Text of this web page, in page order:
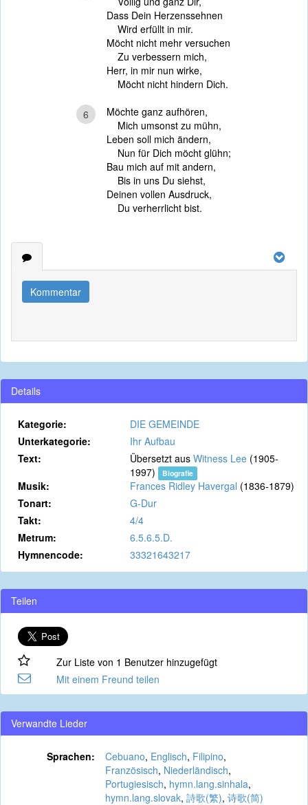
Dass Dein Herzenssehnen
Wird erfüllt in mir.
Möcht nicht mehr versuchen
Zu verbessern mich,
Herr, in mir nun wirke,
Möcht nicht hindern Dich.
6
Möchte ganz aufhören,
Mich umsonst zu mühn,
Leben soll mich ändern,
Nun für Dich möcht glühn;
Bau mich auf mit andern,
Bis in uns Du siehst,
Deinen vollen Ausdruck,
Du verherrlicht bist.
Kommentar
Details
Kategorie:
DIE GEMEINDE
Unterkategorie:
Ihr Aufbau
Text:
Übersetzt aus Witness Lee (1905-
1997)
Biografie
Musik: Frances Ridley Havergal (1836-1879)
Tonart:
G-Dur
Takt:
4/4
Metrum:
6.5.6.5.D.
Hymnencode:
33321643217
Teilen
Zur Liste von 1 Benutzer hinzugefügt
Mit einem Freund teilen
Verwandte Lieder
Sprachen: Cebuano, Englisch, Filipino,
Französisch, Niederländisch,
Portugiesisch, hymn.lang.sinhala,
hymn.lang.slovak, 詩歌(繁), 诗歌(简)